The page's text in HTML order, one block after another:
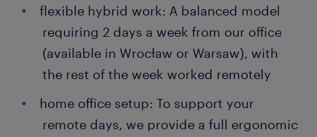
flexible hybrid work: A balanced model
requiring 2 days a week from our office
(available in Wrocław or Warsaw), with
the rest of the week worked remotely
home office setup: To support your
remote days, we provide a full ergonomic